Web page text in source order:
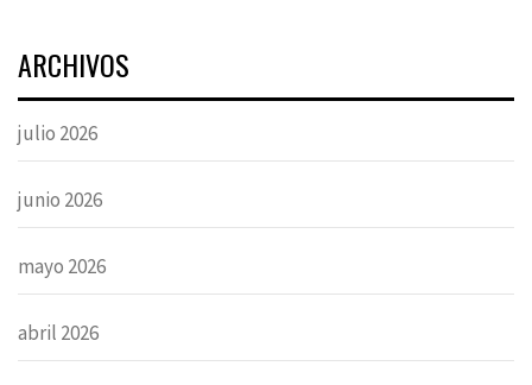
ARCHIVOS
julio 2026
junio 2026
mayo 2026
abril 2026